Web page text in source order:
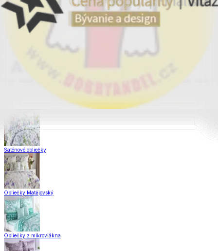
Obliečky Dual Feel®
Saténové obliečky
Obliečky Matějovský
Obliečky z mikrovlákna